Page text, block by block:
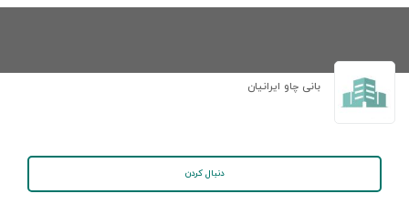
بانی چاو ایرانیان
دنبال کردن